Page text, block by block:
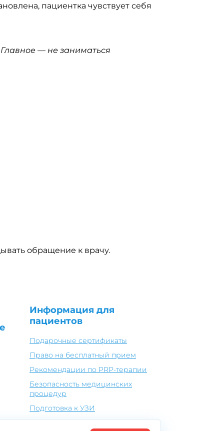
пациентка чувствует себя
— не заниматься
обращение к врачу.
Информация для
пациентов
Подарочные сертификаты
Право на бесплатный прием
Рекомендации по PRP-терапии
Безопасность медицинских
процедур
Подготовка к УЗИ